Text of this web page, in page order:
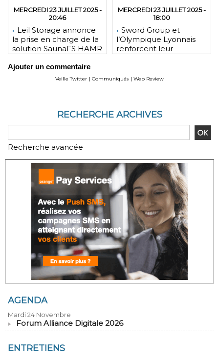
MERCREDI 23 JUILLET 2025 -
20:46
Leil Storage annonce
la prise en charge de la
solution SaunaFS HAMR
stockage accrue lors
des déploiements sur
MERCREDI 23 JUILLET 2025 -
18:00
Sword Group et
l’Olympique Lyonnais
renforcent leur
Ajouter un commentaire
Veille Twitter | Communiqués | Web Review
RECHERCHE ARCHIVES
Recherche avancée
AGENDA
Mardi 24 Novembre
Forum Alliance Digitale 2026
ENTRETIENS